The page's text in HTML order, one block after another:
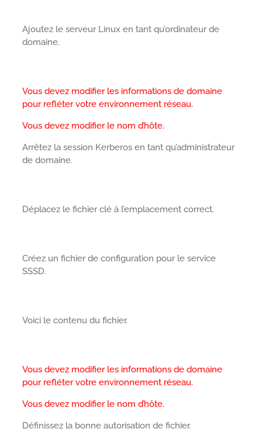
Ajoutez le serveur Linux en tant qu’ordinateur de
domaine.
Vous devez modifier les informations de domaine
pour refléter votre environnement réseau.
Vous devez modifier le nom d’hôte.
Arrêtez la session Kerberos en tant qu’administrateur
de domaine.
Déplacez le fichier clé à l’emplacement correct.
Créez un fichier de configuration pour le service
SSSD.
Voici le contenu du fichier.
Vous devez modifier les informations de domaine
pour refléter votre environnement réseau.
Vous devez modifier le nom d’hôte.
Définissez la bonne autorisation de fichier.